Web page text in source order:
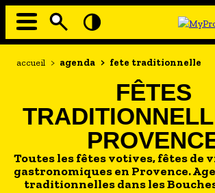
Aller
Navigation
EN MODE ECO
À MOI LA CULTURE
AU GRAND AIR
PASSEZ À TABLE
SOUS TOUTES LES
Fil
accueil > agenda > fete traditionnelle
FÊTES
Toutes les fêtes votives, fêtes de
gastronomiques en Provence.
traditionnelles dans les